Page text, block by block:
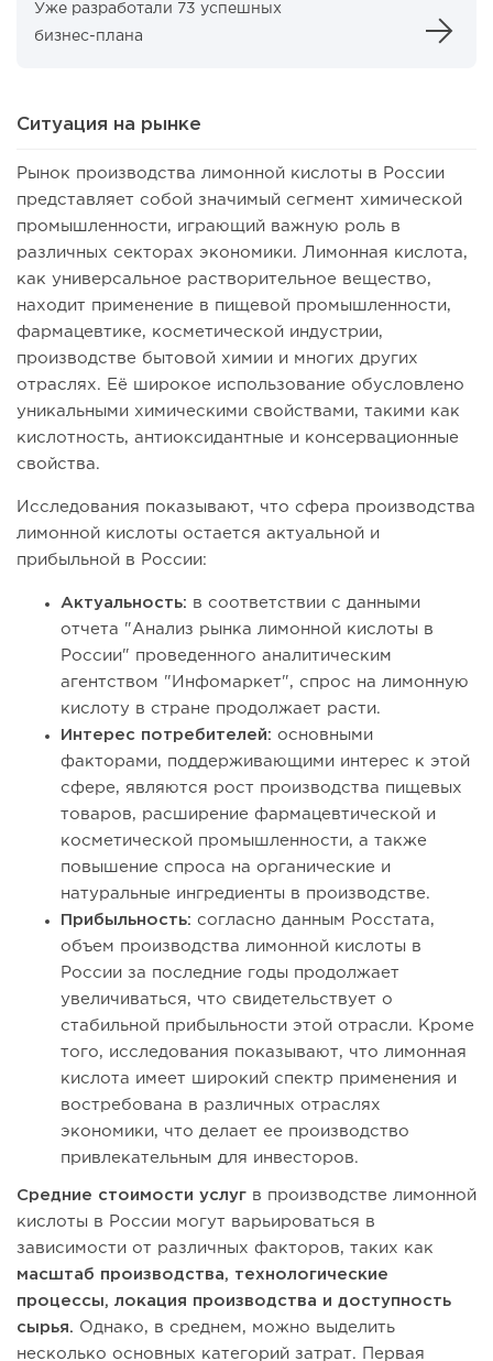
Уже разработали 73 успешных
бизнес-плана
Ситуация на рынке
Рынок производства лимонной кислоты в России
представляет собой значимый сегмент химической
промышленности, играющий важную роль в
различных секторах экономики. Лимонная кислота,
как универсальное растворительное вещество,
находит применение в пищевой промышленности,
фармацевтике, косметической индустрии,
производстве бытовой химии и многих других
отраслях. Её широкое использование обусловлено
уникальными химическими свойствами, такими как
кислотность, антиоксидантные и консервационные
свойства.
Исследования показывают, что сфера производства
лимонной кислоты остается актуальной и
прибыльной в России:
Актуальность: в соответствии с данными
отчета "Анализ рынка лимонной кислоты в
России" проведенного аналитическим
агентством "Инфомаркет", спрос на лимонную
кислоту в стране продолжает расти.
Интерес потребителей: основными
факторами, поддерживающими интерес к этой
сфере, являются рост производства пищевых
товаров, расширение фармацевтической и
косметической промышленности, а также
повышение спроса на органические и
натуральные ингредиенты в производстве.
Прибыльность: согласно данным Росстата,
объем производства лимонной кислоты в
России за последние годы продолжает
увеличиваться, что свидетельствует о
стабильной прибыльности этой отрасли. Кроме
того, исследования показывают, что лимонная
кислота имеет широкий спектр применения и
востребована в различных отраслях
экономики, что делает ее производство
привлекательным для инвесторов.
Средние стоимости услуг в производстве лимонной
кислоты в России могут варьироваться в
зависимости от различных факторов, таких как
масштаб производства, технологические
процессы, локация производства и доступность
сырья. Однако, в среднем, можно выделить
несколько основных категорий затрат. Первая